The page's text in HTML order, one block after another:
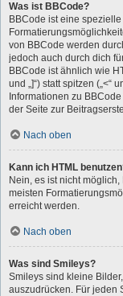
Was ist BBCode?
BBCode ist eine
von BBCode werden
jedoch auch durch dich
BBCode ist ähnlich wie
und „]“) statt spitzen („<“
Informationen zu
der Seite zur
Nach oben
Kann ich HTML
Nein, es ist nicht
meisten
erreicht werden.
Nach oben
Was sind Smileys?
Smileys sind kleine
auszudrücken. Für jeden